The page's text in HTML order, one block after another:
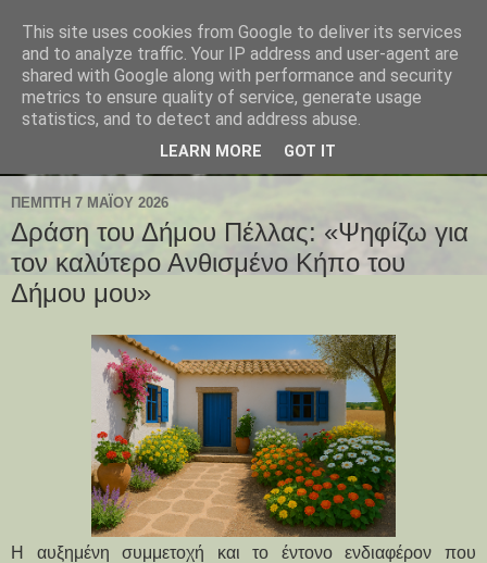
ΠΈΜΠΤΗ 7 ΜΑΪ́ΟΥ 2026
Δράση του Δήμου Πέλλας: «Ψηφίζω για
τον καλύτερο Ανθισμένο Κήπο του
Δήμου μου»
Η αυξημένη συμμετοχή και το έντονο ενδιαφέρον που
This site uses cookies from Google to deliver its services
and to analyze traffic. Your IP address and user-agent are
shared with Google along with performance and security
metrics to ensure quality of service, generate usage
statistics, and to detect and address abuse.
LEARN MORE GOT IT